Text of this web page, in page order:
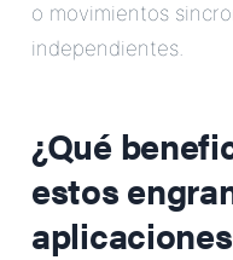
o movimientos
independientes.
¿Qué
estos